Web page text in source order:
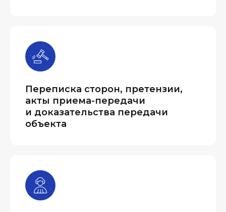
Переписка сторон, претензии,
акты приема-передачи
и доказательства передачи
объекта